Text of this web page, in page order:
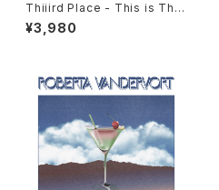
Thiiird Place - This is Thiii
rd Place "LP"
¥3,980